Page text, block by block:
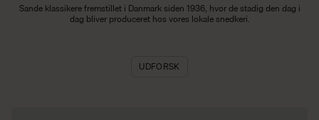
Sande klassikere fremstillet i Danmark siden 1936, hvor de stadig den dag i
dag bliver produceret hos vores lokale snedkeri.
UDFORSK